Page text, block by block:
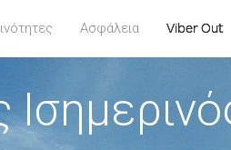
Ασφάλεια Viber Out